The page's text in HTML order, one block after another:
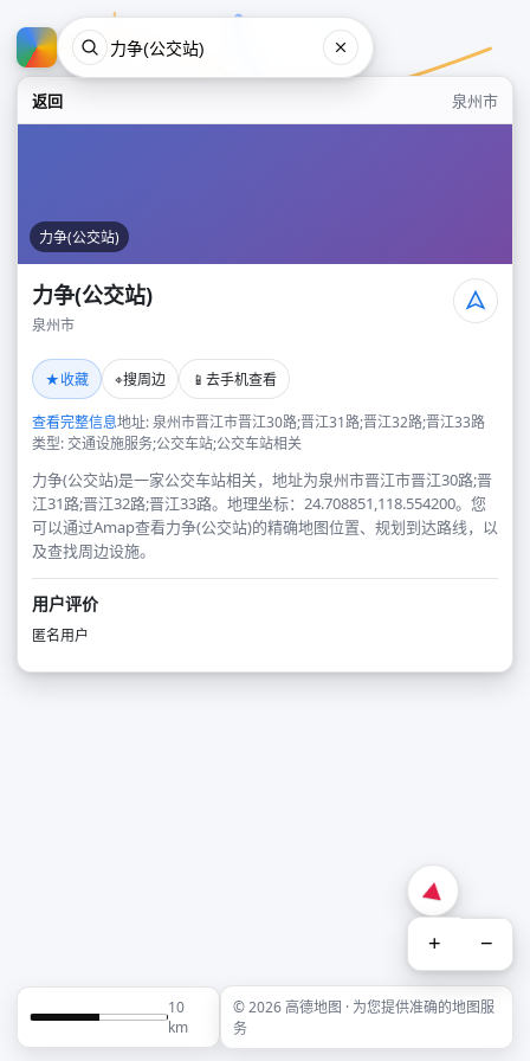
返回 泉州市
力争(公交站)
力争(公交站)
泉州市
★收藏 ⌖搜周边 📱 去手机查看
查看完整信息地址: 泉州市晋江市晋江30路;晋江31路;晋江32路;晋江33路
类型: 交通设施服务;公交车站;公交车站相关
力争(公交站)是一家公交车站相关，地址为泉州市晋江市晋江30路;晋
江31路;晋江32路;晋江33路。地理坐标：24.708851,118.554200。您
可以通过Amap查看力争(公交站)的精确地图位置、规划到达路线，以
及查找周边设施。
用户评价
匿名用户
+ −
10
km
© 2026 高德地图 · 为您提供准确的地图服
务